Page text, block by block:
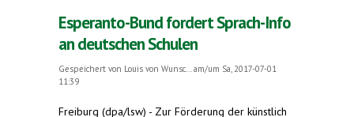
Esperanto-Bund fordert Sprach-Info
an deutschen Schulen
Gespeichert von Louis von Wunsc...
am/um Sa, 2017-07-01
11:39
Freiburg (dpa/lsw) - Zur Förderung der künstlich